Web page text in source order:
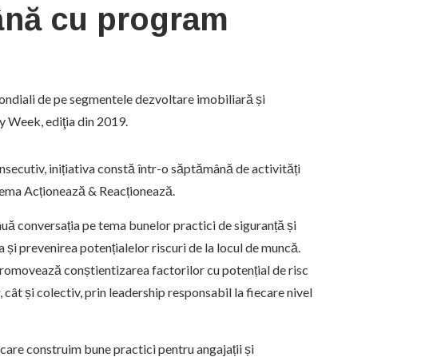
cu program
de pe segmentele dezvoltare imobiliară și
Week, ediţia din 2019.
inițiativa constă într-o săptămână de activități
Acționează & Reacționează.
conversația pe tema bunelor practici de siguranță și
prevenirea potențialelor riscuri de la locul de muncă.
conștientizarea factorilor cu potențial de risc
și colectiv, prin leadership responsabil la fiecare nivel
construim bune practici pentru angajații și